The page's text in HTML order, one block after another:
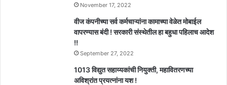
November 17, 2022
वीज कंपनीच्या सर्व कर्मचाऱ्यांना कामाच्या वेळेत मोबाईल
वापरण्यास बंदी ! सरकारी संस्थेतील हा बहुधा पहिलाच आदेश
!!
September 27, 2022
1013 विद्युत सहाय्यकांची नियुक्ती, महावितरणच्या
अविश्रांत प्रयत्नांना यश !